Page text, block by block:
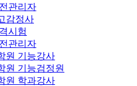
관리자
감정사
시험
관리자
원 기능강사
원 기능검정원
원 학과강사